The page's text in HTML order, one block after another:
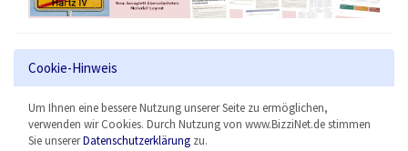
Cookie-Hinweis
Um Ihnen eine bessere Nutzung unserer Seite zu ermöglichen,
verwenden wir Cookies. Durch Nutzung von www.BizziNet.de stimmen
Sie unsererDatenschutzerklärung zu.